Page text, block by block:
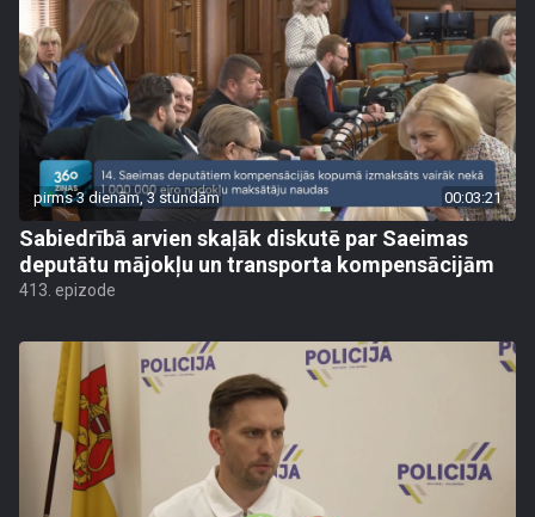
pirms 3 dienām, 3 stundām 00:03:21
Sabiedrībā arvien skaļāk diskutē par Saeimas
deputātu mājokļu un transporta kompensācijām
413. epizode